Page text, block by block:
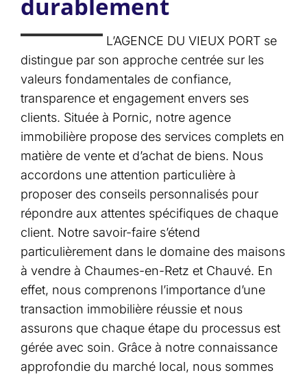
durablement
L’AGENCE DU VIEUX PORT se
distingue par son approche centrée sur les
valeurs fondamentales de confiance,
transparence et engagement envers ses
clients. Située à Pornic, notre agence
immobilière propose des services complets en
matière de vente et d’achat de biens. Nous
accordons une attention particulière à
proposer des conseils personnalisés pour
répondre aux attentes spécifiques de chaque
client. Notre savoir-faire s’étend
particulièrement dans le domaine des maisons
à vendre à Chaumes-en-Retz et Chauvé. En
effet, nous comprenons l’importance d’une
transaction immobilière réussie et nous
assurons que chaque étape du processus est
gérée avec soin. Grâce à notre connaissance
approfondie du marché local, nous sommes